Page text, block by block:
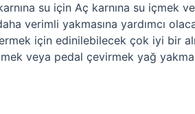
su için Aç karnına su içmek
verimli yakmasına yardımcı
için edinilebilecek çok iyi bir
veya pedal çevirmek yağ